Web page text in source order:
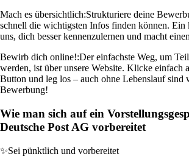
Mach es übersichtlich:Strukturiere deine
schnell die wichtigsten Infos finden können.
uns, dich besser kennenzulernen und macht
Bewirb dich online!:Der einfachste Weg, um
werden, ist über unsere Website. Klicke einfach
Button und leg los – auch ohne Lebenslauf sind
Bewerbung!
Wie man sich auf ein
Deutsche Post AG vorbereitet
✨Sei pünktlich und vorbereitet